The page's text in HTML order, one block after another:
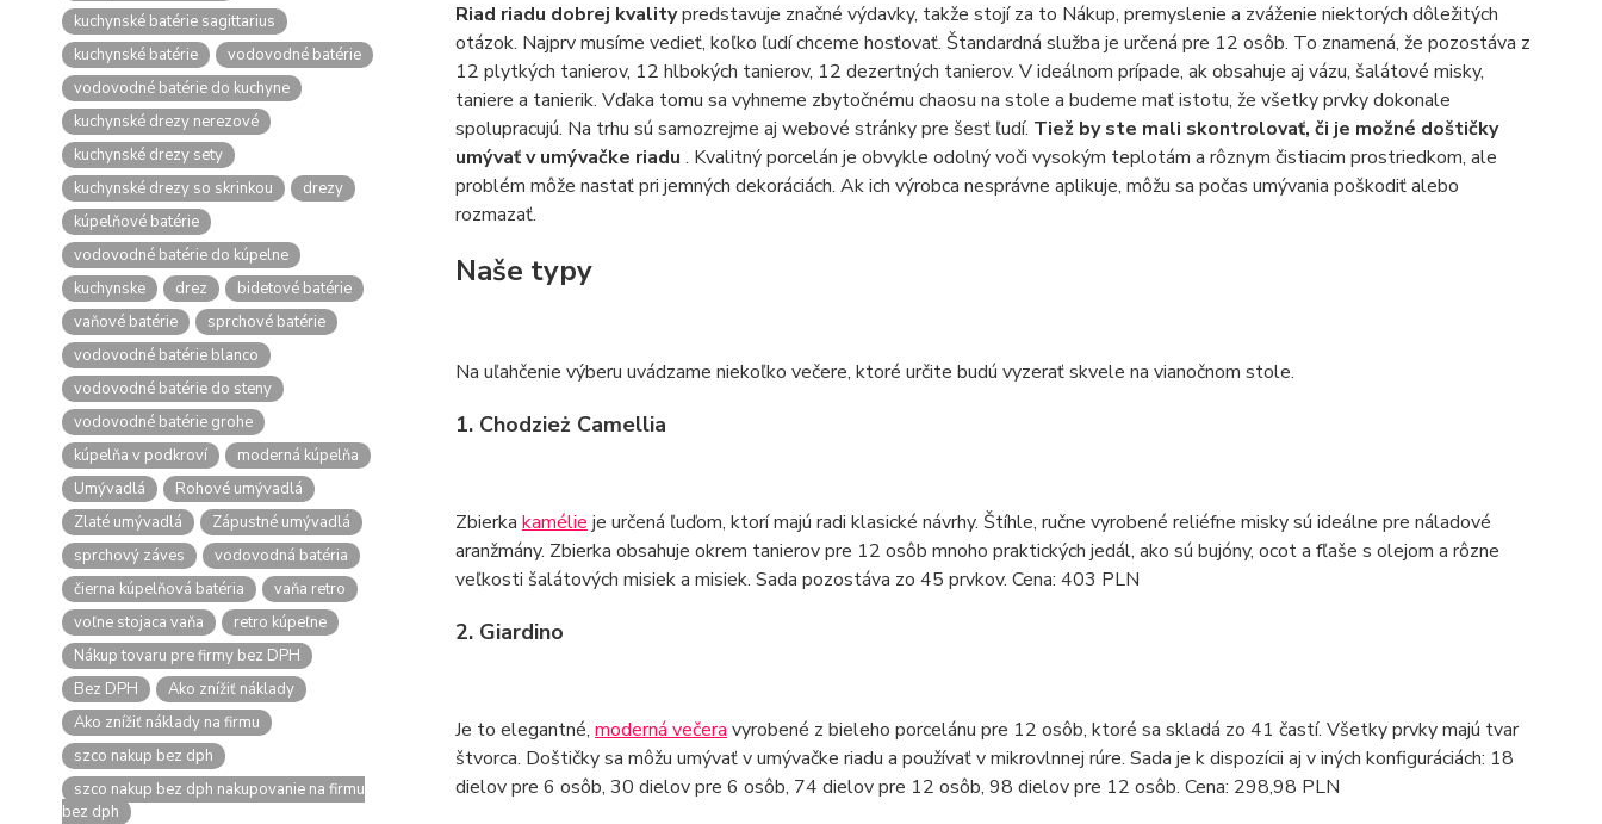
kuchynské batérie sagittarius
kuchynské batérie
vodovodné batérie
vodovodné batérie do kuchyne
kuchynské drezy nerezové
kuchynské drezy sety
kuchynské drezy so skrinkou
drezy
kúpelňové batérie
vodovodné batérie do kúpelne
kuchynske
drez
bidetové batérie
vaňové batérie
sprchové batérie
vodovodné batérie blanco
vodovodné batérie do steny
vodovodné batérie grohe
kúpelňa v podkroví
moderná kúpelňa
Umývadlá
Rohové umývadlá
Zlaté umývadlá
Zápustné umývadlá
sprchový záves
vodovodná batéria
čierna kúpelňová batéria
vaňa retro
voľne stojaca vaňa
retro kúpeľne
Nákup tovaru pre firmy bez DPH
Bez DPH
Ako znížiť náklady
Ako znížiť náklady na firmu
szco nakup bez dph
szco nakup bez dph nakupovanie na firmu
bez dph
Riad riadu dobrej kvalitypredstavuje značné výdavky, takže stojí za to Nákup, premyslenie a zváženie niektorých dôležitých
otázok. Najprv musíme vedieť, koľko ľudí chceme hosťovať. Štandardná služba je určená pre 12 osôb. To znamená, že pozostáva z
12 plytkých tanierov, 12 hlbokých tanierov, 12 dezertných tanierov. V ideálnom prípade, ak obsahuje aj vázu, šalátové misky,
taniere a tanierik. Vďaka tomu sa vyhneme zbytočnému chaosu na stole a budeme mať istotu, že všetky prvky dokonale
spolupracujú. Na trhu sú samozrejme aj webové stránky pre šesť ľudí. Tiež by ste mali skontrolovať, či je možné doštičky
umývať v umývačke riadu . Kvalitný porcelán je obvykle odolný voči vysokým teplotám a rôznym čistiacim prostriedkom, ale
problém môže nastať pri jemných dekoráciách. Ak ich výrobca nesprávne aplikuje, môžu sa počas umývania poškodiť alebo
rozmazať.
Naše typy
Na uľahčenie výberu uvádzame niekoľko večere, ktoré určite budú vyzerať skvele na vianočnom stole.
1. Chodzież Camellia
Zbierka kamélie je určená ľuďom, ktorí majú radi klasické návrhy. Štíhle, ručne vyrobené reliéfne misky sú ideálne pre náladové
aranžmány. Zbierka obsahuje okrem tanierov pre 12 osôb mnoho praktických jedál, ako sú bujóny, ocot a fľaše s olejom a rôzne
veľkosti šalátových misiek a misiek. Sada pozostáva zo 45 prvkov. Cena: 403 PLN
2. Giardino
Je to elegantné, moderná večera vyrobené z bieleho porcelánu pre 12 osôb, ktoré sa skladá zo 41 častí. Všetky prvky majú tvar
štvorca. Doštičky sa môžu umývať v umývačke riadu a používať v mikrovlnnej rúre. Sada je k dispozícii aj v iných konfiguráciách: 18
dielov pre 6 osôb, 30 dielov pre 6 osôb, 74 dielov pre 12 osôb, 98 dielov pre 12 osôb. Cena: 298,98 PLN